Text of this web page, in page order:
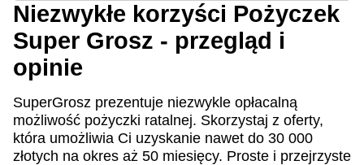
Niezwykłe korzyści Pożyczek
Super Grosz - przegląd i
opinie
SuperGrosz prezentuje niezwykle opłacalną
możliwość pożyczki ratalnej. Skorzystaj z oferty,
która umożliwia Ci uzyskanie nawet do 30 000
złotych na okres aż 50 miesięcy. Proste i przejrzyste